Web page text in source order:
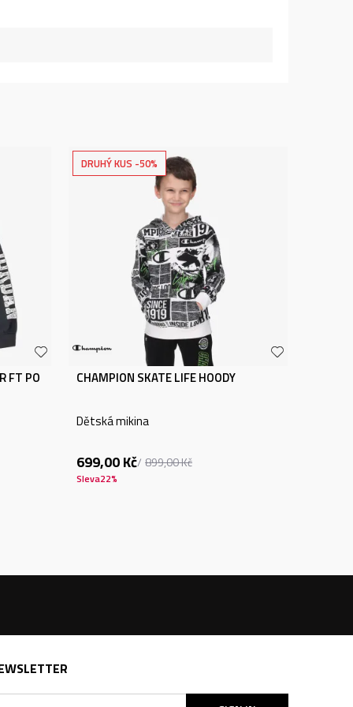
FT PO
DRUHÝ KUS -50%
CHAMPION SKATE LIFE HOODY
Dětská mikina
699,00Kč 899,00Kč
Sleva22%